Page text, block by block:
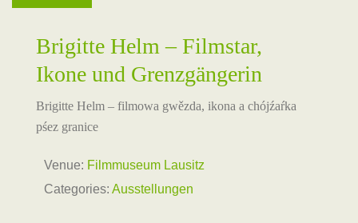
Brigitte Helm – Filmstar,
Ikone und Grenzgängerin
Brigitte Helm – filmowa gwězda, ikona a chójźaŕka
pśez granice
Venue: Filmmuseum Lausitz
Categories: Ausstellungen